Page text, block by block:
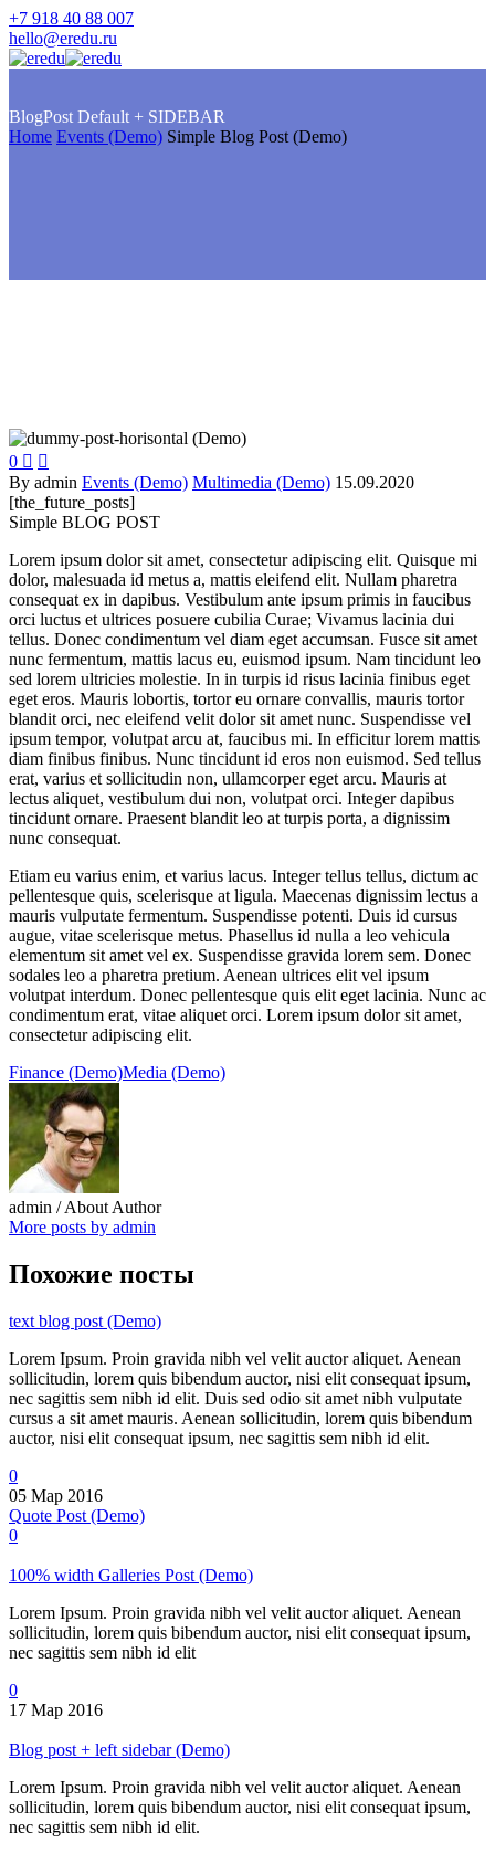
+7 918 40 88 007
hello@eredu.ru
BlogPost Default + SIDEBAR
Home Events (Demo) Simple Blog Post (Demo)
0  
By admin Events (Demo) Multimedia (Demo) 15.09.2020
[the_future_posts]
Simple BLOG POST
Lorem ipsum dolor sit amet, consectetur adipiscing elit. Quisque mi
dolor, malesuada id metus a, mattis eleifend elit. Nullam pharetra
consequat ex in dapibus. Vestibulum ante ipsum primis in faucibus
orci luctus et ultrices posuere cubilia Curae; Vivamus lacinia dui
tellus. Donec condimentum vel diam eget accumsan. Fusce sit amet
nunc fermentum, mattis lacus eu, euismod ipsum. Nam tincidunt leo
sed lorem ultricies molestie. In in turpis id risus lacinia finibus eget
eget eros. Mauris lobortis, tortor eu ornare convallis, mauris tortor
blandit orci, nec eleifend velit dolor sit amet nunc. Suspendisse vel
ipsum tempor, volutpat arcu at, faucibus mi. In efficitur lorem mattis
diam finibus finibus. Nunc tincidunt id eros non euismod. Sed tellus
erat, varius et sollicitudin non, ullamcorper eget arcu. Mauris at
lectus aliquet, vestibulum dui non, volutpat orci. Integer dapibus
tincidunt ornare. Praesent blandit leo at turpis porta, a dignissim
nunc consequat.
Etiam eu varius enim, et varius lacus. Integer tellus tellus, dictum ac
pellentesque quis, scelerisque at ligula. Maecenas dignissim lectus a
mauris vulputate fermentum. Suspendisse potenti. Duis id cursus
augue, vitae scelerisque metus. Phasellus id nulla a leo vehicula
elementum sit amet vel ex. Suspendisse gravida lorem sem. Donec
sodales leo a pharetra pretium. Aenean ultrices elit vel ipsum
volutpat interdum. Donec pellentesque quis elit eget lacinia. Nunc ac
condimentum erat, vitae aliquet orci. Lorem ipsum dolor sit amet,
consectetur adipiscing elit.
Finance (Demo)Media (Demo)
admin / About Author
More posts by admin
Похожие посты
text blog post (Demo)
Lorem Ipsum. Proin gravida nibh vel velit auctor aliquet. Aenean
sollicitudin, lorem quis bibendum auctor, nisi elit consequat ipsum,
nec sagittis sem nibh id elit. Duis sed odio sit amet nibh vulputate
cursus a sit amet mauris. Aenean sollicitudin, lorem quis bibendum
auctor, nisi elit consequat ipsum, nec sagittis sem nibh id elit.
0
05 Мар 2016
Quote Post (Demo)
0
100% width Galleries Post (Demo)
Lorem Ipsum. Proin gravida nibh vel velit auctor aliquet. Aenean
sollicitudin, lorem quis bibendum auctor, nisi elit consequat ipsum,
nec sagittis sem nibh id elit
0
17 Мар 2016
Blog post + left sidebar (Demo)
Lorem Ipsum. Proin gravida nibh vel velit auctor aliquet. Aenean
sollicitudin, lorem quis bibendum auctor, nisi elit consequat ipsum,
nec sagittis sem nibh id elit.